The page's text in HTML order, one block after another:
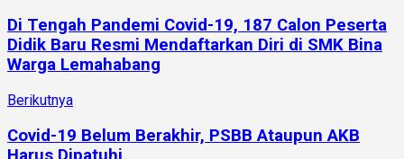
Di Tengah Pandemi Covid-19, 187 Calon Peserta
Didik Baru Resmi Mendaftarkan Diri di SMK Bina
Warga Lemahabang
Berikutnya
Covid-19 Belum Berakhir, PSBB Ataupun AKB
Harus Dipatuhi